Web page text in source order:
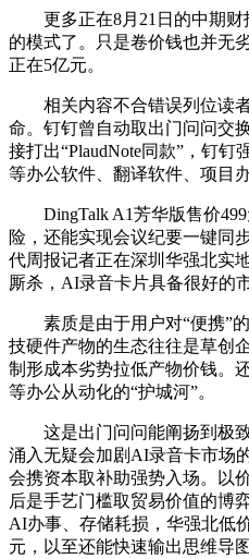
更多正在8月21日的中期财
的模式了。只是卷价钱也并无
正在5亿元。
相关内容不合错误列位读者
命。钉钉曾自动取出门问问交
接打出“PlaudNote同款”，钉钉
等办公软件、翻译软件、项目
DingTalk A1芳华版售价499
险，还能实现会议纪要一键同
代周报记者正在深圳华强北实
厮杀，AI录音卡片具备很好的
素质是由于用户对“便携”的
技硬件产物的生态往往是草创
制形成本劣势拉低产物价钱。
等办公从动化的“护城河”。
这是出门问问能阐扬到极致
涌入无疑会加剧AI录音卡市场
会携资本取补助强势入场。以
后是手艺门槛取贸易价值的博
AI办事、存储耗损，华强北低
元，以至还能快速输出思维导